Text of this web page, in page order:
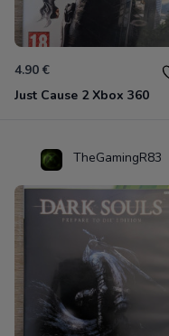
4.90 €
Just Cause 2 Xbox 360
TheGamingR83